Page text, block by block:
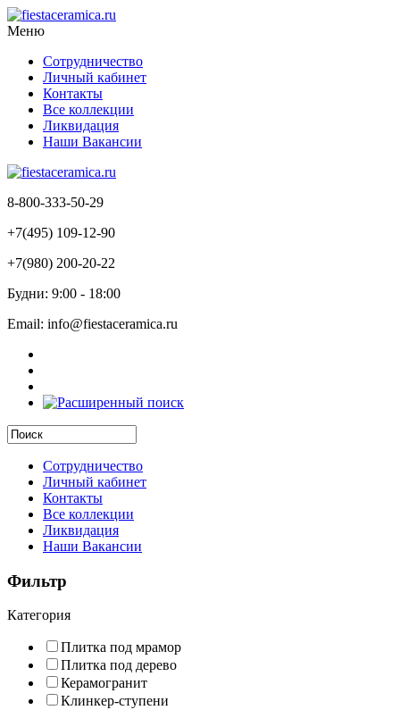
Меню
Сотрудничество
Личный кабинет
Контакты
Все коллекции
Ликвидация
Наши Вакансии
8-800-333-50-29
+7(495) 109-12-90
+7(980) 200-20-22
Будни: 9:00 - 18:00
Email: info@fiestaceramica.ru
Сотрудничество
Личный кабинет
Контакты
Все коллекции
Ликвидация
Наши Вакансии
Фильтр
Категория
Плитка под мрамор
Плитка под дерево
Керамогранит
Клинкер-ступени